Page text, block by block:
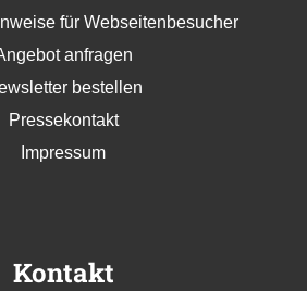
für Webseitenbesucher
anfragen
bestellen
Pressekontakt
Impressum
Kontakt